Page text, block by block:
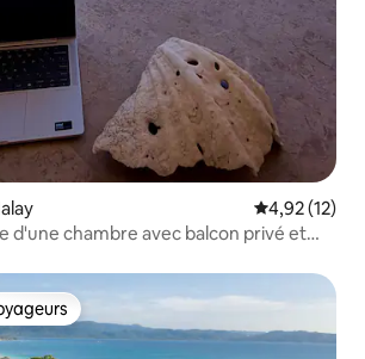
Note
4,92 (12)
d'une chambre avec balcon privé et